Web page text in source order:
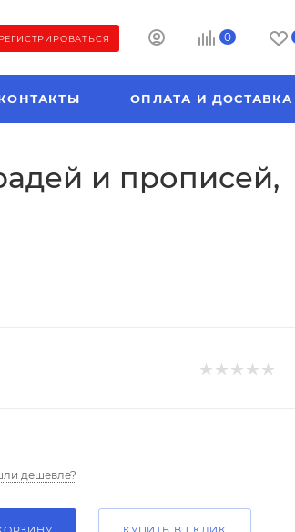
0
ОПЛАТА И ДОСТАВКА
и прописей,
дешевле?